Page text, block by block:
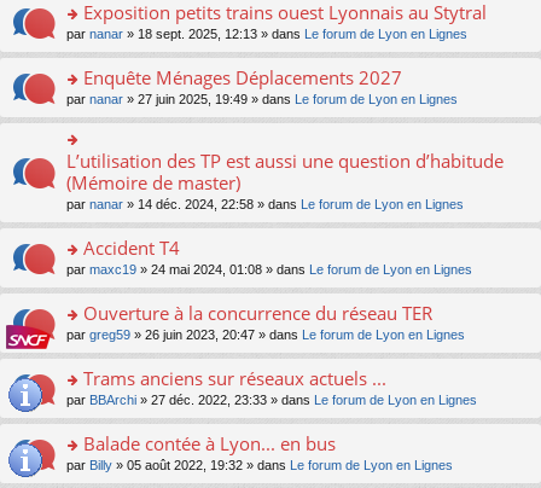
ult
er
le
m
e
s
g
e
n
o
lu
le
pl
u
s
e
nt
o
n
ult
er
le
m
s
a
e
n
o
lu
le
pl
u
s
e
nt
Exposition petits trains ouest Lyonnais au Stytral
par nanar » 18 sept. 2025, 12:13 » dans Le forum de Lyon en Lignes
o
n
s
ult
er
le
m
e
s
a
e
n
o
lu
le
pl
u
s
Enquête Ménages Déplacements 2027
par nanar » 27 juin 2025, 19:49 » dans Le forum de Lyon en Lignes
n
s
ult
er
le
m
e
s
a
g
e
n
lu
le
L’utilisation des TP est aussi une question d’habitude
(Mémoire de master)
par nanar » 14 déc. 2024, 22:58 » dans Le forum de Lyon en Lignes
o
n
ult
er
le
m
e
a
g
Accident T4
par maxc19 » 24 mai 2024, 01:08 » dans Le forum de Lyon en Lignes
o
n
ult
er
le
m
e
Ouverture à la concurrence du réseau TER
par greg59 » 26 juin 2023, 20:47 » dans Le forum de Lyon en Lignes
o
n
ult
er
Trams anciens sur réseaux actuels ...
par BBArchi » 27 déc. 2022, 23:33 » dans Le forum de Lyon en Lignes
o
n
Balade contée à Lyon... en bus
par Billy » 05 août 2022, 19:32 » dans Le forum de Lyon en Lignes